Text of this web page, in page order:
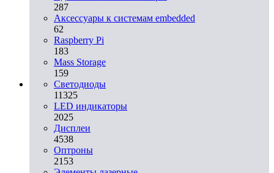
287
Аксессуары к системам embedded
62
Raspberry Pi
183
Mass Storage
159
Светодиоды
11325
LED индикаторы
2025
Дисплеи
4538
Оптроны
2153